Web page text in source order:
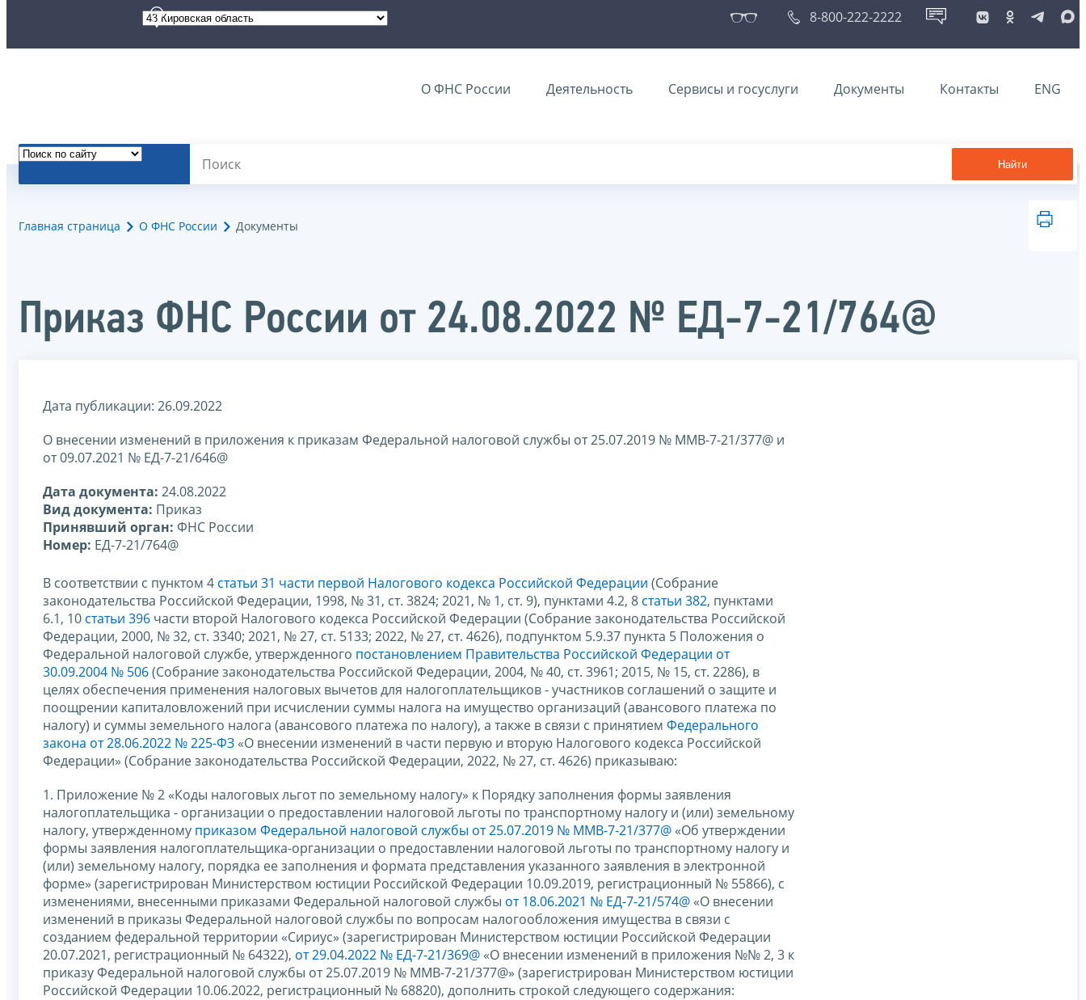
8-800-222-2222
О ФНС России Деятельность Сервисы и госуслуги Документы Контакты ENG
Найти
Главная страница О ФНС России Документы
Приказ ФНС России от 24.08.2022 № ЕД-7-21/764@
Дата публикации: 26.09.2022
О внесении изменений в приложения к приказам Федеральной налоговой службы от 25.07.2019 № ММВ-7-21/377@ и
от 09.07.2021 № ЕД-7-21/646@
Дата документа: 24.08.2022
Вид документа: Приказ
Принявший орган: ФНС России
Номер: ЕД-7-21/764@
В соответствии с пунктом 4 статьи 31 части первой Налогового кодекса Российской Федерации (Собрание
законодательства Российской Федерации, 1998, № 31, ст. 3824; 2021, № 1, ст. 9), пунктами 4.2, 8 статьи 382, пунктами
6.1, 10 статьи 396 части второй Налогового кодекса Российской Федерации (Собрание законодательства Российской
Федерации, 2000, № 32, ст. 3340; 2021, № 27, ст. 5133; 2022, № 27, ст. 4626), подпунктом 5.9.37 пункта 5 Положения о
Федеральной налоговой службе, утвержденного постановлением Правительства Российской Федерации от
30.09.2004 № 506(Собрание законодательства Российской Федерации, 2004, № 40, ст. 3961; 2015, № 15, ст. 2286), в
целях обеспечения применения налоговых вычетов для налогоплательщиков - участников соглашений о защите и
поощрении капиталовложений при исчислении суммы налога на имущество организаций (авансового платежа по
налогу) и суммы земельного налога (авансового платежа по налогу), а также в связи с принятием Федерального
закона от 28.06.2022 № 225-ФЗ «О внесении изменений в части первую и вторую Налогового кодекса Российской
Федерации» (Собрание законодательства Российской Федерации, 2022, № 27, ст. 4626) приказываю:
1. Приложение № 2 «Коды налоговых льгот по земельному налогу» к Порядку заполнения формы заявления
налогоплательщика - организации о предоставлении налоговой льготы по транспортному налогу и (или) земельному
налогу, утвержденному приказом Федеральной налоговой службы от 25.07.2019 № ММВ-7-21/377@ «Об утверждении
формы заявления налогоплательщика-организации о предоставлении налоговой льготы по транспортному налогу и
(или) земельному налогу, порядка ее заполнения и формата представления указанного заявления в электронной
форме» (зарегистрирован Министерством юстиции Российской Федерации 10.09.2019, регистрационный № 55866), с
изменениями, внесенными приказами Федеральной налоговой службы от 18.06.2021 № ЕД-7-21/574@ «О внесении
изменений в приказы Федеральной налоговой службы по вопросам налогообложения имущества в связи с
созданием федеральной территории «Сириус» (зарегистрирован Министерством юстиции Российской Федерации
20.07.2021, регистрационный № 64322), от 29.04.2022 № ЕД-7-21/369@ «О внесении изменений в приложения №№ 2, 3 к
приказу Федеральной налоговой службы от 25.07.2019 № ММВ-7-21/377@» (зарегистрирован Министерством юстиции
Российской Федерации 10.06.2022, регистрационный № 68820), дополнить строкой следующего содержания: